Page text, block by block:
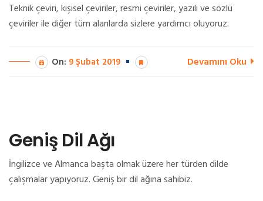
Teknik çeviri, kişisel çeviriler, resmi çeviriler, yazılı ve sözlü
çeviriler ile diğer tüm alanlarda sizlere yardımcı oluyoruz.
On: 9 Şubat 2019 Devamını Oku
Geniş Dil Ağı
İngilizce ve Almanca başta olmak üzere her türden dilde
çalışmalar yapıyoruz. Geniş bir dil ağına sahibiz.